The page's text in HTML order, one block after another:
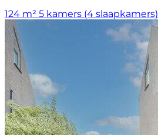
124 m² 5 kamers (4 slaapkamers)